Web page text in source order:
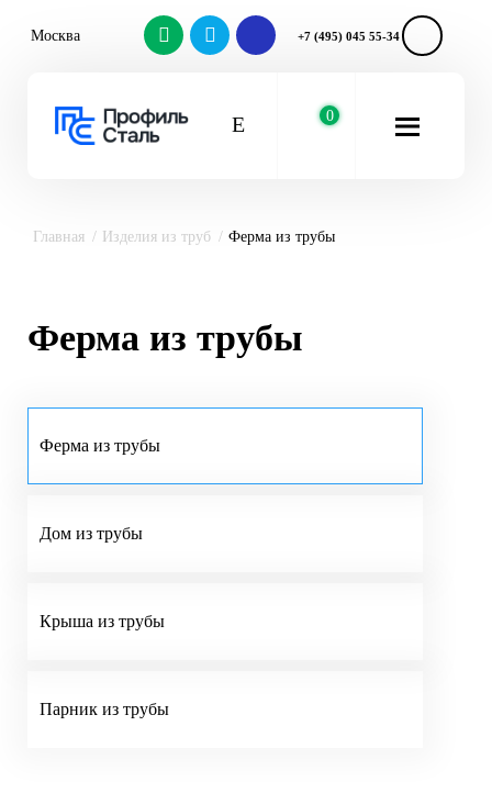
Москва +7 (495) 045 55-34
0
Главная Изделия из труб Ферма из трубы
Ферма из трубы
Ферма из трубы
Дом из трубы
Крыша из трубы
Парник из трубы